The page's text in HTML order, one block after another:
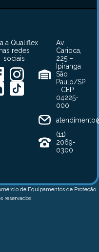
Av.
Carioca,
225 –
Ipiranga
São
Paulo/SP
- CEP
04225-
000
(11)
2069-
0300
a Qualiflex
nas redes
sociais
de Equipamentos de Proteção
reservados.